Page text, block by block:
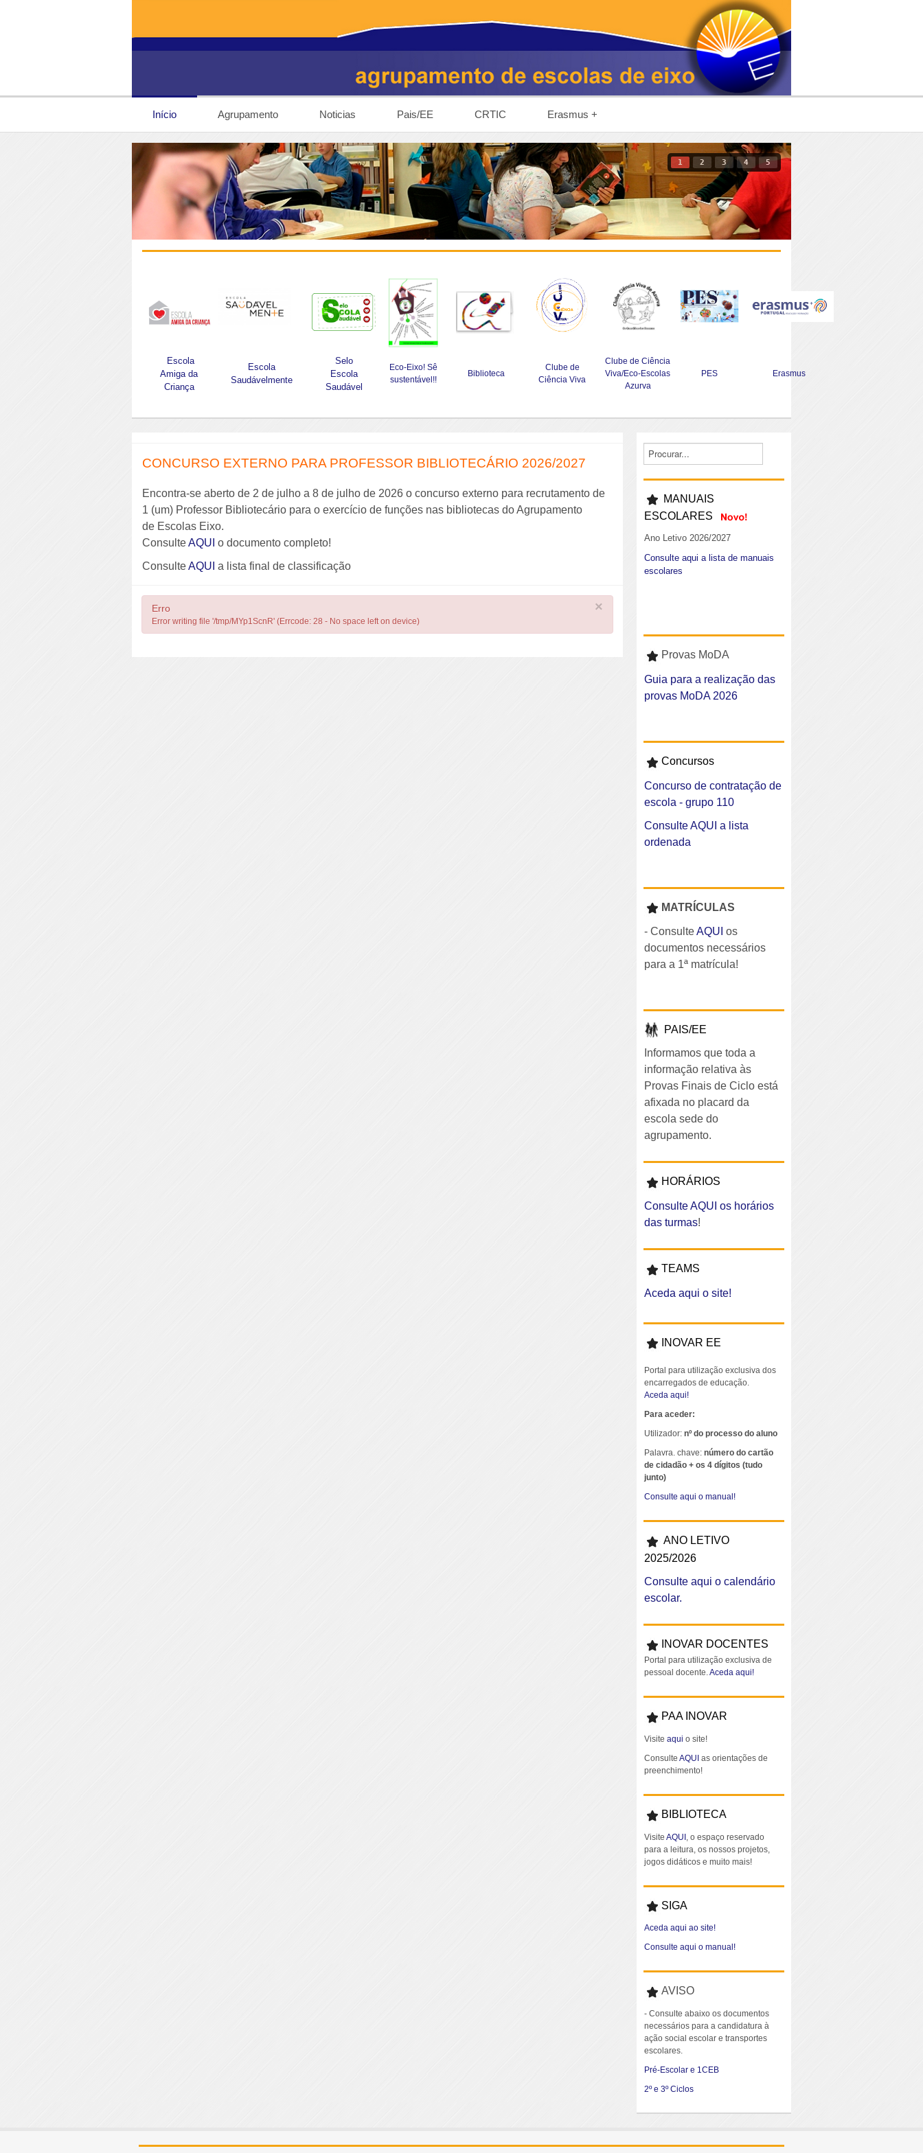
Início Agrupamento Noticias Pais/EE CRTIC Erasmus +
1 2 3 4 5
Escola
Amiga da
Criança
Escola
Saudávelmente
Selo
Escola
Saudável
Eco-Eixo! Sê
sustentável!!
Biblioteca
Clube de
Ciência Viva
Clube de Ciência
Viva/Eco-Escolas
Azurva
PES Erasmus
CONCURSO EXTERNO PARA PROFESSOR BIBLIOTECÁRIO 2026/2027
Encontra-se aberto de 2 de julho a 8 de julho de 2026 o concurso externo para recrutamento de
1 (um) Professor Bibliotecário para o exercício de funções nas bibliotecas do Agrupamento
de Escolas Eixo.
ConsulteAQUI o documento completo!
ConsulteAQUI a lista final de classificação
×
Erro
Error writing file '/tmp/MYp1ScnR' (Errcode: 28 - No space left on device)
MANUAIS
ESCOLARES
Ano Letivo 2026/2027
Consulte aqui a lista de manuais
escolares
Provas MoDA
Guia para a realização das
provas MoDA 2026
Concursos
Concurso de contratação de
escola - grupo 110
Consulte AQUI a lista
ordenada
MATRÍCULAS
- ConsulteAQUI os
documentos necessários
para a 1ª matrícula!
PAIS/EE
Informamos que toda a
informação relativa às
Provas Finais de Ciclo está
afixada no placard da
escola sede do
agrupamento.
HORÁRIOS
Consulte AQUI os horários
das turmas!
TEAMS
Aceda aqui o site!
INOVAR EE
Portal para utilização exclusiva dos
encarregados de educação.
Aceda aqui!
Para aceder:
Utilizador: nº do processo do aluno
Palavra. chave:número do cartão
de cidadão + os 4 dígitos (tudo
junto)
Consulte aqui o manual!
ANO LETIVO
2025/2026
Consulte aqui o calendário
escolar.
INOVAR DOCENTES
Portal para utilização exclusiva de
pessoal docente.Aceda aqui!
PAA INOVAR
Visite aqui o site!
ConsulteAQUI as orientações de
preenchimento!
BIBLIOTECA
VisiteAQUI , o espaço reservado
para a leitura, os nossos projetos,
jogos didáticos e muito mais!
SIGA
Aceda aqui ao site!
Consulte aqui o manual!
AVISO
- Consulte abaixo os documentos
necessários para a candidatura à
ação social escolar e transportes
escolares.
Pré-Escolar e 1CEB
2º e 3º Ciclos